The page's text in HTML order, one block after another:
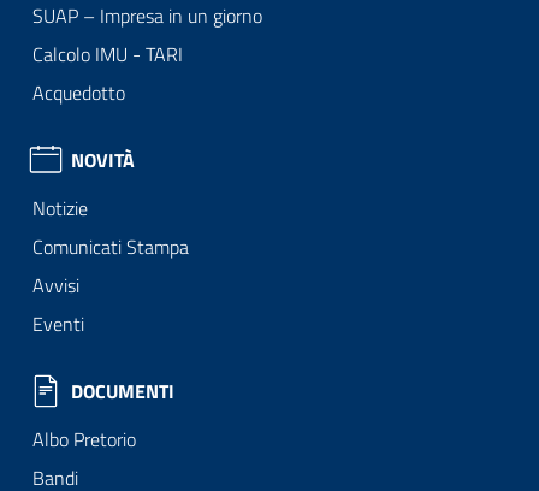
SUAP – Impresa in un giorno
Calcolo IMU - TARI
Acquedotto
NOVITÀ
Notizie
Comunicati Stampa
Avvisi
Eventi
DOCUMENTI
Albo Pretorio
Bandi